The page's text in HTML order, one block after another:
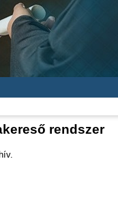
rendszer